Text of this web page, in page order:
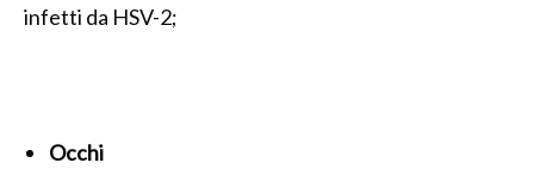
infetti da HSV-2;
Occhi